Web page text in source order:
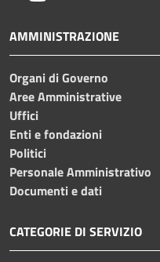
AMMINISTRAZIONE
Organi di Governo
Aree Amministrative
Uffici
Enti e fondazioni
Politici
Personale Amministrativo
Documenti e dati
CATEGORIE DI SERVIZIO